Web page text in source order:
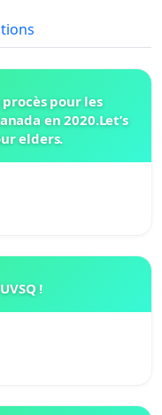
pour les
en 2020.Let’s
elders.
!